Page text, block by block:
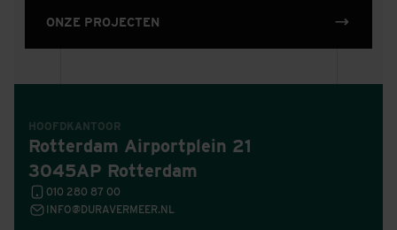
ONZE PROJECTEN
HOOFDKANTOOR
Rotterdam Airportplein 21
3045AP Rotterdam
010 280 87 00
INFO@DURAVERMEER.NL